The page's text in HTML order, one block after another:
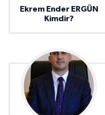
Ekrem Ender ERGÜN
Kimdir?